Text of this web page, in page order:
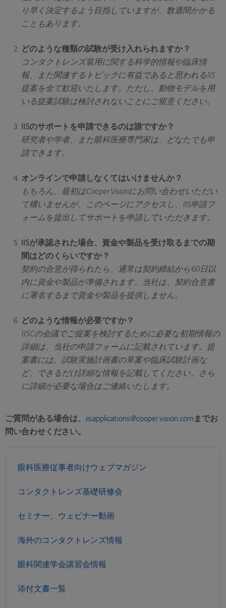
り早く決定するよう目指していますが、数週間かかる
こともあります。
どのような種類の試験が受け入れられますか？
コンタクトレンズ装用に関する科学的情報や臨床情
報、また関連するトピックに有益であると思われるIIS
提案を全て歓迎いたします。ただし、動物モデルを用
いる提案試験は検討されないことにご留意ください。
IISのサポートを申請できるのは誰ですか？
研究者や学者、また眼科医療専門家は、どなたでも申
請できます。
オンラインで申請しなくてはいけませんか？
もちろん、最初はCooperVisionにお問い合わせいただい
て構いませんが、このページにアクセスし、IIS申請フ
ォームを提出してサポートを申請していただきます。
IISが承認された場合、資金や製品を受け取るまでの期
間はどのくらいですか？
契約の合意が得られたら、通常は契約締結から60日以
内に資金や製品が準備されます。当社は、契約合意書
に署名するまで資金や製品を提供しません。
どのような情報が必要ですか？
IISCの会議でご提案を検討するために必要な初期情報の
詳細は、当社の申請フォームに記載されています。提
案書には、試験実施計画書の草案や臨床試験計画な
ど、できるだけ詳細な情報を記載してください。さら
に詳細が必要な場合はご連絡いたします。
ご質問がある場合は、 iisapplications@coopervision.comまでお
問い合わせください。
眼科医療従事者向けウェブマガジン
コンタクトレンズ基礎研修会
セミナー、ウェビナー動画
海外のコンタクトレンズ情報
眼科関連学会講習会情報
添付文書一覧